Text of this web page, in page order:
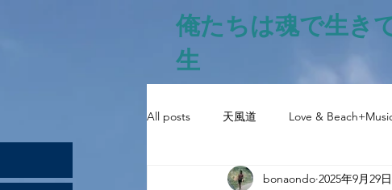
俺たちは魂で生き
生
All posts 天風道 Love &
bonaondo 2025年9月29日